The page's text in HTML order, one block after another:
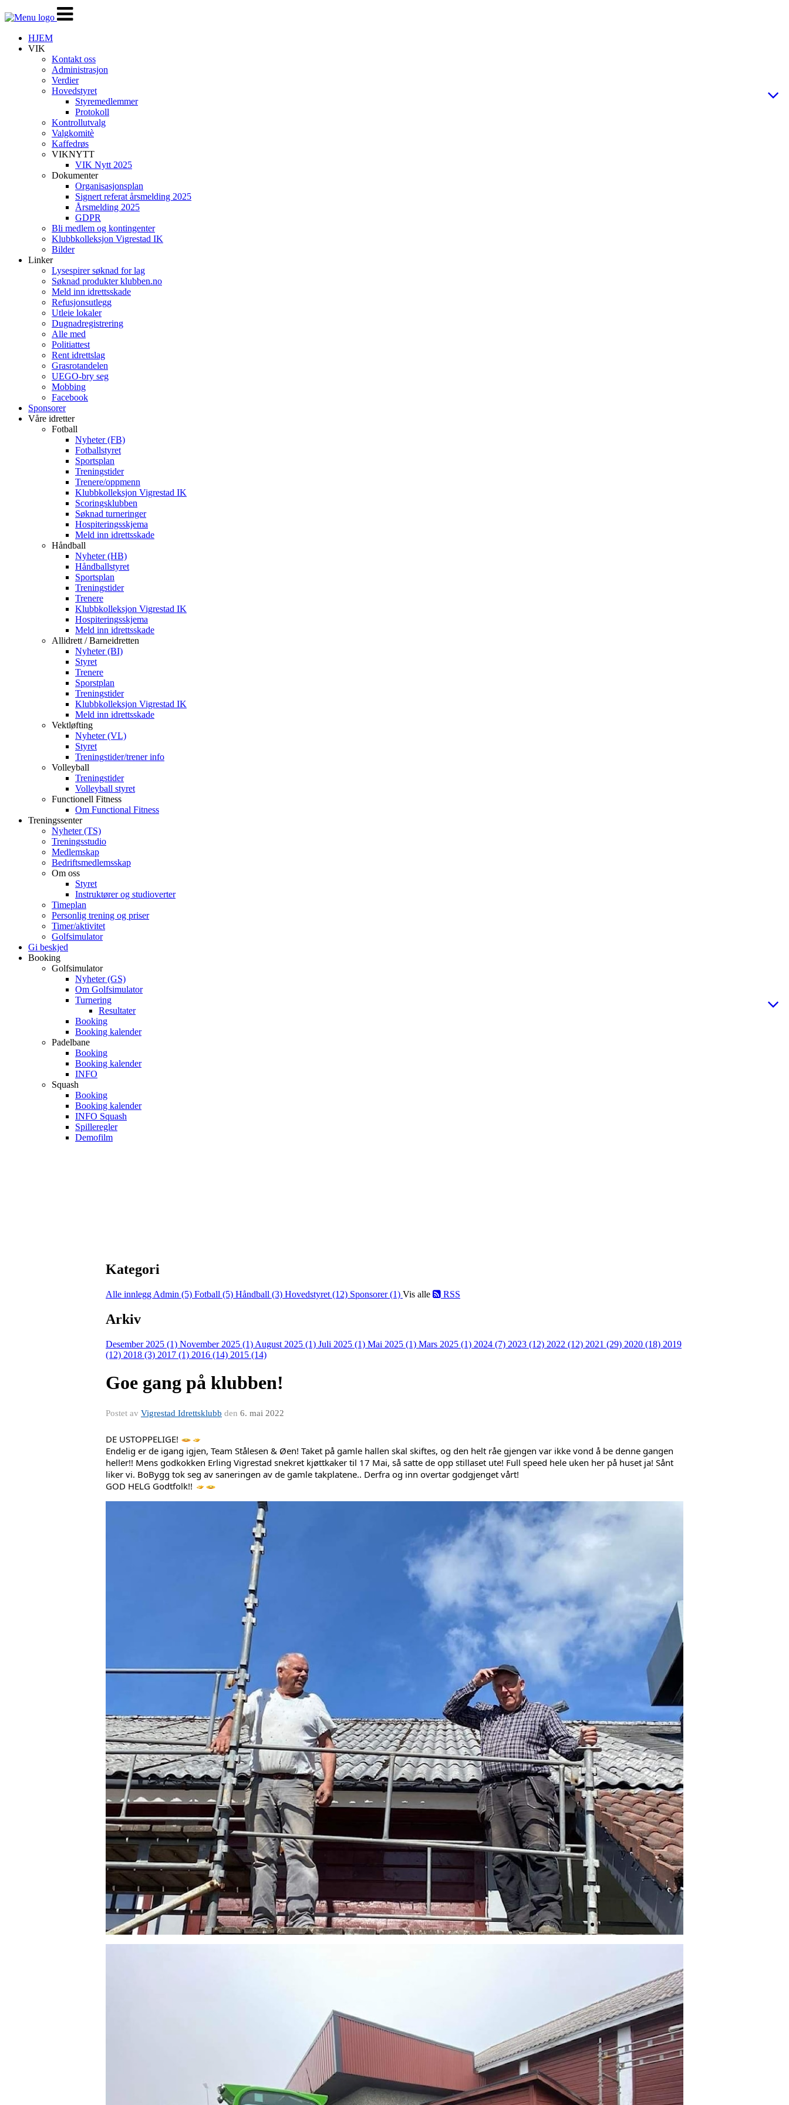
Veksle
navigasjon
HJEM
VIK
Kontakt oss
Administrasjon
Verdier
Hovedstyret
Styremedlemmer
Protokoll
Kontrollutvalg
Valgkomitè
Kaffedrøs
VIKNYTT
VIK Nytt 2025
Dokumenter
Organisasjonsplan
Signert referat årsmelding 2025
Årsmelding 2025
GDPR
Bli medlem og kontingenter
Klubbkolleksjon Vigrestad IK
Bilder
Linker
Lysespirer søknad for lag
Søknad produkter klubben.no
Meld inn idrettsskade
Refusjonsutlegg
Utleie lokaler
Dugnadregistrering
Alle med
Politiattest
Rent idrettslag
Grasrotandelen
UEGO-bry seg
Mobbing
Facebook
Sponsorer
Våre idretter
Fotball
Nyheter (FB)
Fotballstyret
Sportsplan
Treningstider
Trenere/oppmenn
Klubbkolleksjon Vigrestad IK
Scoringsklubben
Søknad turneringer
Hospiteringsskjema
Meld inn idrettsskade
Håndball
Nyheter (HB)
Håndballstyret
Sportsplan
Treningstider
Trenere
Klubbkolleksjon Vigrestad IK
Hospiteringsskjema
Meld inn idrettsskade
Allidrett / Barneidretten
Nyheter (BI)
Styret
Trenere
Sporstplan
Treningstider
Klubbkolleksjon Vigrestad IK
Meld inn idrettsskade
Vektløfting
Nyheter (VL)
Styret
Treningstider/trener info
Volleyball
Treningstider
Volleyball styret
Functionell Fitness
Om Functional Fitness
Treningssenter
Nyheter (TS)
Treningsstudio
Medlemskap
Bedriftsmedlemsskap
Om oss
Styret
Instruktører og studioverter
Timeplan
Personlig trening og priser
Timer/aktivitet
Golfsimulator
Gi beskjed
Booking
Golfsimulator
Nyheter (GS)
Om Golfsimulator
Turnering
Resultater
Booking
Booking kalender
Padelbane
Booking
Booking kalender
INFO
Squash
Booking
Booking kalender
INFO Squash
Spilleregler
Demofilm
Kategori
Alle innlegg Admin (5) Fotball (5) Håndball (3) Hovedstyret (12) Sponsorer (1) Vis alle RSS
Arkiv
Desember 2025 (1) November 2025 (1) August 2025 (1) Juli 2025 (1) Mai 2025 (1) Mars 2025 (1) 2024 (7) 2023 (12) 2022 (12) 2021 (29) 2020 (18) 2019
(12) 2018 (3) 2017 (1) 2016 (14) 2015 (14)
Goe gang på klubben!
Postet av Vigrestad Idrettsklubb den 6. mai 2022
DE USTOPPELIGE!
Endelig er de igang igjen, Team Stålesen & Øen! Taket på gamle hallen skal skiftes, og den helt råe gjengen var ikke vond å be denne gangen
heller!! Mens godkokken Erling Vigrestad snekret kjøttkaker til 17 Mai, så satte de opp stillaset ute! Full speed hele uken her på huset ja! Sånt
liker vi. BoBygg tok seg av saneringen av de gamle takplatene.. Derfra og inn overtar godgjenget vårt!
GOD HELG Godtfolk!!